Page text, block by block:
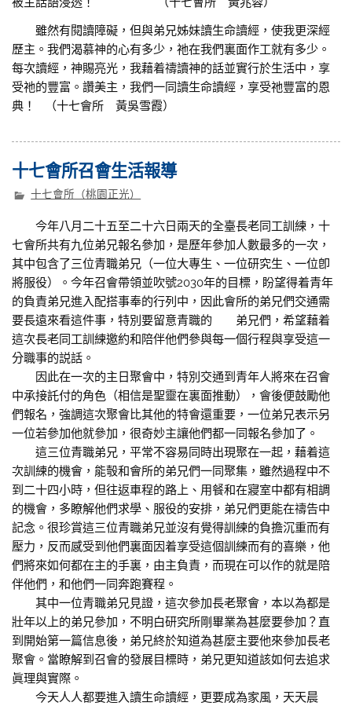
雖然有閱讀障礙，但與弟兄姊妹讀生命讀經，使我更深經
歷主。我們渴慕神的心有多少，祂在我們裏面作工就有多少。
每次讀經，神賜亮光，我藉着禱讀神的話並實行於生活中，享
受祂的豐富。讚美主，我們一同讀生命讀經，享受祂豐富的恩
典！ （十七會所 黃吳雪霞）
十七會所召會生活報導
十七會所（桃園正光）
今年八月二十五至二十六日兩天的全臺長老同工訓練，十
七會所共有九位弟兄報名參加，是歷年參加人數最多的一次，
其中包含了三位青職弟兄（一位大專生、一位研究生、一位卽
將服役）。今年召會帶領並吹號2030年的目標，盼望得着青年
的負責弟兄進入配搭事奉的行列中，因此會所的弟兄們交通需
要長遠來看這件事，特別要留意青職的 弟兄們，希望藉着
這次長老同工訓練邀約和陪伴他們參與每一個行程與享受這一
分職事的説話。
因此在一次的主日聚會中，特別交通到青年人將來在召會
中承接託付的角色（相信是聖靈在裏面推動），會後便鼓勵他
們報名，強調這次聚會比其他的特會還重要，一位弟兄表示另
一位若參加他就參加，很奇妙主讓他們都一同報名參加了。
這三位青職弟兄，平常不容易同時出現聚在一起，藉着這
次訓練的機會，能彀和會所的弟兄們一同聚集，雖然過程中不
到二十四小時，但往返車程的路上、用餐和在寢室中都有相調
的機會，多瞭解他們求學、服役的安排，弟兄們更能在禱告中
記念。很珍賞這三位青職弟兄並沒有覺得訓練的負擔沉重而有
壓力，反而感受到他們裏面因着享受這個訓練而有的喜樂，他
們將來如何都在主的手裏，由主負責，而現在可以作的就是陪
伴他們，和他們一同奔跑賽程。
其中一位青職弟兄見證，這次參加長老聚會，本以為都是
壯年以上的弟兄參加，不明白研究所剛畢業為甚麼要參加？直
到開始第一篇信息後，弟兄終於知道為甚麼主要他來參加長老
聚會。當瞭解到召會的發展目標時，弟兄更知道該如何去追求
眞理與實際。
今天人人都要進入讀生命讀經，更要成為家風，天天晨